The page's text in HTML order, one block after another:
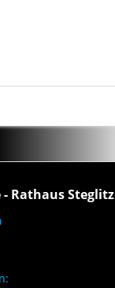
- Rathaus Steglitz